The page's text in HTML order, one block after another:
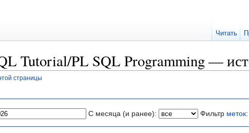
Tutorial/PL SQL Programming —
страницы
С месяца (и ранее): Фильтр меток:
Читать